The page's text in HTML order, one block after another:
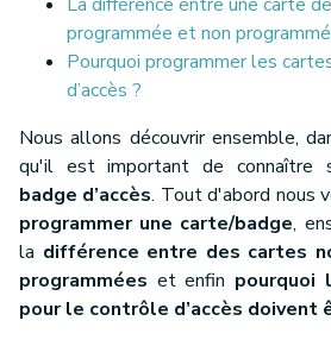
programmée et non
Pourquoi programmer les
d’accès ?
Nous allons découvrir ensemble,
qu'il est important de connaître
badge d’accès. Tout d'abord nous
programmer une carte/badge,
la différence entre des cartes
programmées et enfin pourquoi
pour le contrôle d’accès doivent